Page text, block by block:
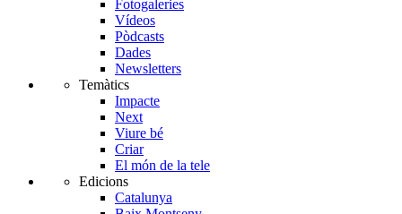
Fotogaleries
Vídeos
Pòdcasts
Dades
Newsletters
Temàtics
Impacte
Next
Viure bé
Criar
El món de la tele
Edicions
Catalunya